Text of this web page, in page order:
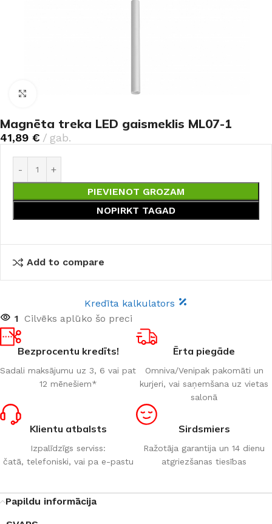
Noklikšķiniet, lai palielinātu
Magnēta treka LED gaismeklis ML07-1
41,89 € gab.
PIEVIENOT GROZAM
NOPIRKT TAGAD
Add to compare
Kredīta kalkulators
1 Cilvēks aplūko šo preci
Bezprocentu kredīts!
Sadali maksājumu uz 3, 6 vai pat
12 mēnešiem*
Ērta piegāde
Omniva/Venipak pakomāti un
kurjeri, vai saņemšana uz vietas
salonā
Klientu atbalsts
Izpalīdzīgs serviss:
čatā, telefoniski, vai pa e-pastu
Sirdsmiers
Ražotāja garantija un 14 dienu
atgriezšanas tiesības
Papildu informācija